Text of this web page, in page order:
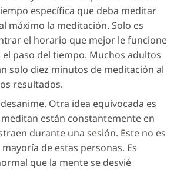
específica que deba meditar
máximo la meditación. Solo es
el horario que mejor le funcione
paso del tiempo. Muchos adultos
solo diez minutos de meditación al
resultados.
Otra idea equivocada es
están constantemente en
durante una sesión. Este no es
de estas personas. Es
que la mente se desvié